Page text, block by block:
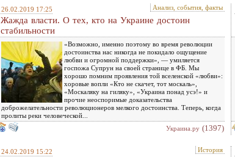
26.02.2019 17:25 Анализ, события, факты
Жажда власти. О тех, кто на Украине достоин
стабильности
«Возможно, именно поэтому во время революции
достоинства нас никогда не покидало ощущение
любви и огромной поддержки», — умиляется
госпожа Супрун на своей странице в ФБ. Мы
хорошо помним проявления той вселенской «любви»:
хоровые вопли «Кто не скачет, тот москаль»,
«Москаляку на гиляку», «Украина понад усэ!» и
прочие неоспоримые доказательства
доброжелательности революционеров мелкого достоинства. Теперь, когда
пролиты реки человеческой...
Украина.ру (1397)
24.02.2019 15:22 История